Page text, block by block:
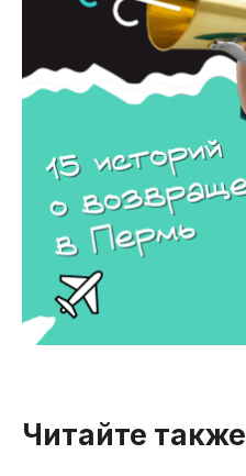
Читайте также